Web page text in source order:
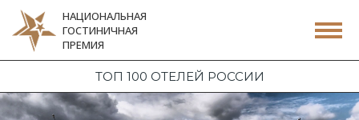
НАЦИОНАЛЬНАЯ
ГОСТИНИЧНАЯ
ПРЕМИЯ
ТОП 100 ОТЕЛЕЙ РОССИИ